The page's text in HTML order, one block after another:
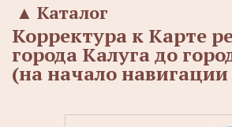
Каталог
▲
Корректура к Карте
города Калуга до
(на начало навигации